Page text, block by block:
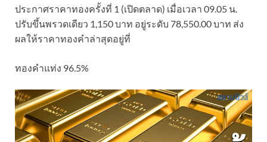
ประกาศราคาทองครั้งที่ 1 (เปิดตลาด) เมื่อเวลา 09.05 น.
ปรับขึ้นพรวดเดียว 1,150 บาท อยู่ระดับ 78,550.00 บาท ส่ง
ผลให้ราคาทองคำล่าสุดอยู่ที่
ทองคำแท่ง 96.5%